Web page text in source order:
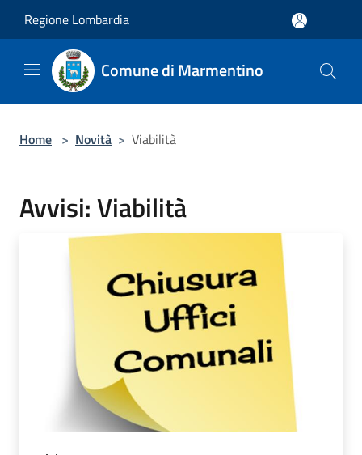
Regione Lombardia
Comune di Marmentino
Home > Novità > Viabilità
Avvisi: Viabilità